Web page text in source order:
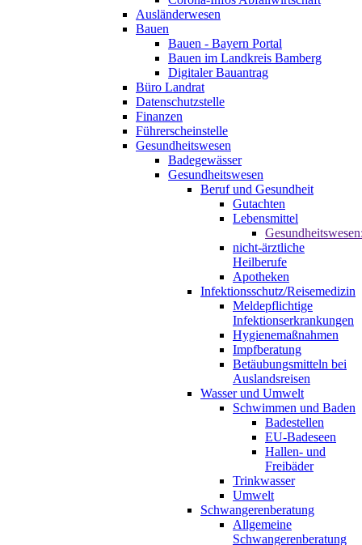
Ausländerwesen
Bauen
Bauen - Bayern Portal
Bauen im Landkreis Bamberg
Digitaler Bauantrag
Büro Landrat
Datenschutzstelle
Finanzen
Führerscheinstelle
Gesundheitswesen
Badegewässer
Gesundheitswesen
Beruf und Gesundheit
Gutachten
Lebensmittel
nicht-ärztliche
Heilberufe
Apotheken
Infektionsschutz/Reisemedizin
Meldepflichtige
Infektionserkrankungen
Hygienemaßnahmen
Impfberatung
Betäubungsmitteln bei
Auslandsreisen
Wasser und Umwelt
Schwimmen und Baden
Badestellen
EU-Badeseen
Hallen- und
Freibäder
Trinkwasser
Umwelt
Schwangerenberatung
Allgemeine
Schwangerenberatung